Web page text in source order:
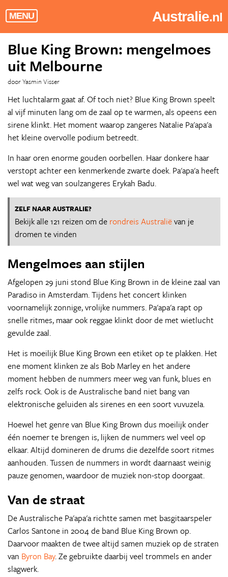
MENU Australie.nl
Blue King Brown: mengelmoes
uit Melbourne
door Yasmin Visser
Het luchtalarm gaat af. Of toch niet? Blue King Brown speelt
al vijf minuten lang om de zaal op te warmen, als opeens een
sirene klinkt. Het moment waarop zangeres Natalie Pa'apa'a
het kleine overvolle podium betreedt.
In haar oren enorme gouden oorbellen. Haar donkere haar
verstopt achter een kenmerkende zwarte doek. Pa'apa'a heeft
wel wat weg van soulzangeres Erykah Badu.
ZELF NAAR AUSTRALIE?
Bekijk alle 121 reizen om de rondreis Australiëvan je
dromen te vinden
Mengelmoes aan stijlen
Afgelopen 29 juni stond Blue King Brown in de kleine zaal van
Paradiso in Amsterdam. Tijdens het concert klinken
voornamelijk zonnige, vrolijke nummers. Pa'apa'a rapt op
snelle ritmes, maar ook reggae klinkt door de met wietlucht
gevulde zaal.
Het is moeilijk Blue King Brown een etiket op te plakken. Het
ene moment klinken ze als Bob Marley en het andere
moment hebben de nummers meer weg van funk, blues en
zelfs rock. Ook is de Australische band niet bang van
elektronische geluiden als sirenes en een soort vuvuzela.
Hoewel het genre van Blue King Brown dus moeilijk onder
één noemer te brengen is, lijken de nummers wel veel op
elkaar. Altijd domineren de drums die dezelfde soort ritmes
aanhouden. Tussen de nummers in wordt daarnaast weinig
pauze genomen, waardoor de muziek non-stop doorgaat.
Van de straat
De Australische Pa'apa'a richtte samen met basgitaarspeler
Carlos Santone in 2004 de band Blue King Brown op.
Daarvoor maakten de twee altijd samen muziek op de straten
van Byron Bay. Ze gebruikte daarbij veel trommels en ander
slagwerk.